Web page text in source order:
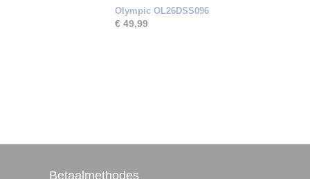
Olympic OL26DSS096
€ 49,99
Betaalmethodes